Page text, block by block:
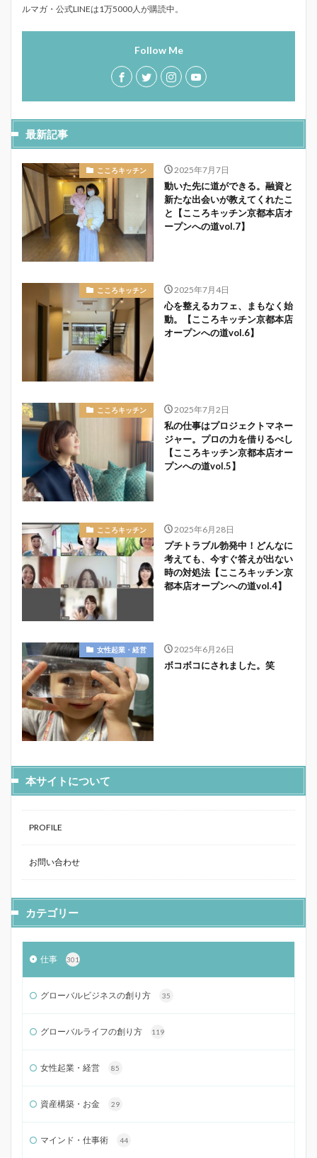
ルマガ・公式LINEは1万5000人が購読中。
Follow Me
最新記事
こころキッチン 2025年7月7日
動いた先に道ができる。融資と
新たな出会いが教えてくれたこ
と【こころキッチン京都本店オ
ープンへの道vol.7】
こころキッチン 2025年7月4日
心を整えるカフェ、まもなく始
動。【こころキッチン京都本店
オープンへの道vol.6】
こころキッチン 2025年7月2日
私の仕事はプロジェクトマネー
ジャー。プロの力を借りるべし
【こころキッチン京都本店オー
プンへの道vol.5】
こころキッチン 2025年6月28日
プチトラブル勃発中！どんなに
考えても、今すぐ答えが出ない
時の対処法【こころキッチン京
都本店オープンへの道vol.4】
女性起業・経営 2025年6月26日
ボコボコにされました。笑
本サイトについて
PROFILE
お問い合わせ
カテゴリー
仕事 301
グローバルビジネスの創り方 35
グローバルライフの創り方 119
女性起業・経営 85
資産構築・お金 29
マインド・仕事術 44